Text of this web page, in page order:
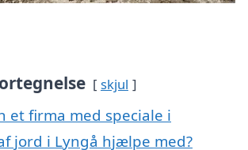
skjul
et firma med speciale i
jord i Lyngå hjælpe med?